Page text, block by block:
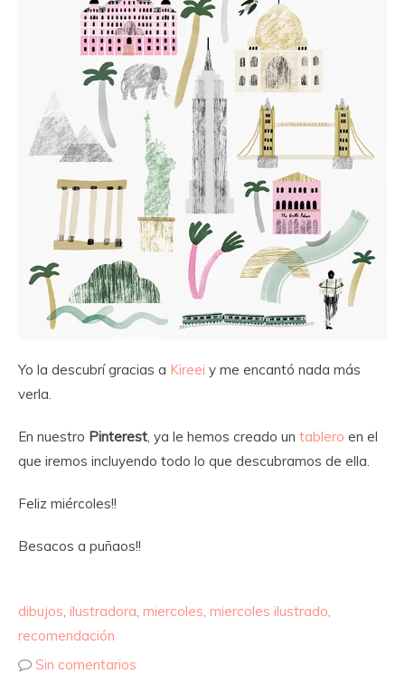
Yo la descubrí gracias a Kireei y me encantó nada más
verla.
En nuestro Pinterest, ya le hemos creado un tablero en el
que iremos incluyendo todo lo que descubramos de ella.
Feliz miércoles!!
Besacos a puñaos!!
dibujos, ilustradora, miercoles, miercoles ilustrado,
recomendación
Sin comentarios